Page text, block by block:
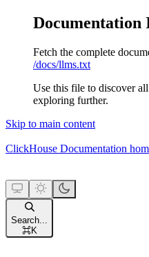
Documentation
Fetch the complete
/docs/llms.txt
Use this file to discover
exploring further.
Skip to main content
ClickHouse Documentation
Search...
⌘K